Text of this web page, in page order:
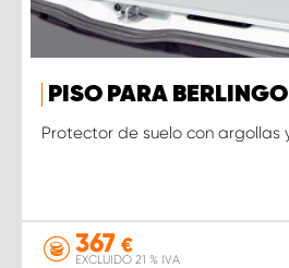
PISO PARA
Protector de suelo con argollas
367 €
EXCLUIDO 21 % IVA